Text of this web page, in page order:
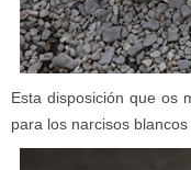
Esta disposición que os
para los narcisos